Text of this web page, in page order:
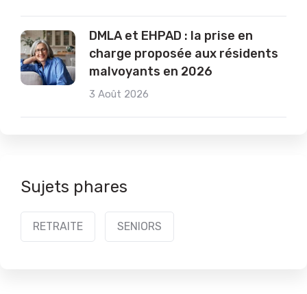
DMLA et EHPAD : la prise en
charge proposée aux résidents
malvoyants en 2026
3 Août 2026
Sujets phares
RETRAITE SENIORS